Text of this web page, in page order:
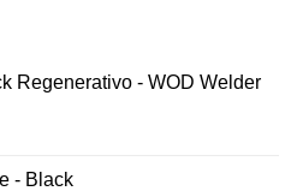
Regenerativo - WOD Welder
- Black